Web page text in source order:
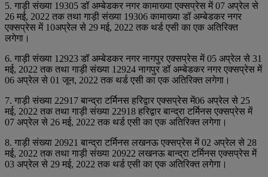
5. गाड़ी संख्‍या 19305 डॉ अम्‍बेडकर नगर कामाख्‍या एक्‍सप्रेस में 07 अप्रेल से
26 मई, 2022 तक तथा गाड़ी संख्‍या 19306 कामाख्‍या डॉ अम्‍बेडकर नगर
एक्‍सप्रेस में 10अप्रेल से 29 मई, 2022 तक थर्ड एसी का एक अतिरिक्‍त
लगेगा।
6. गाड़ी संख्‍या 12923 डॉ अम्‍बेडकर नगर नागपुर एक्‍सप्रेस में 05 अप्रेल से 31
मई, 2022 तक तथा गाड़ी संख्‍या 12924 नागपुर डॉ अम्‍बेडकर नगर एक्‍सप्रेस में
06 अप्रेल से 01 जून, 2022 तक थर्ड एसी का एक अतिरिक्‍त लगेगा।
7. गाड़ी संख्‍या 22917 बान्‍द्रा टर्मिनस हरिद्वार एक्‍सप्रेस में06 अप्रेल से 25
मई, 2022 तक तथा गाड़ी संख्‍या 22918 हरिद्वार बान्‍द्रा टर्मिनस एक्‍सप्रेस में
07 अप्रेल से 26 मई, 2022 तक थर्ड एसी का एक अतिरिक्‍त लगेगा।
8. गाड़ी संख्‍या 20921 बान्‍द्रा टर्मिनस लखनऊ एक्‍सप्रेस में 02 अप्रेल से 28
मई, 2022 तक तथा गाड़ी संख्‍या 20922 लखनऊ बान्‍द्रा टर्मिनस एक्‍सप्रेस में
03 अप्रेल से 29 मई, 2022 तक थर्ड एसी का एक अतिरिक्‍त लगेगा।